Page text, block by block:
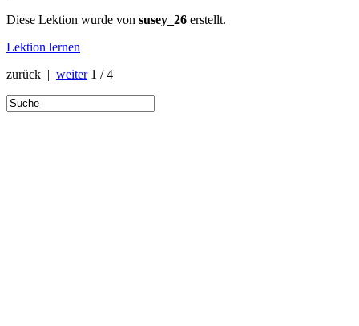
Diese Lektion wurde von susey_26 erstellt.
Lektion lernen
zurück | weiter 1 / 4